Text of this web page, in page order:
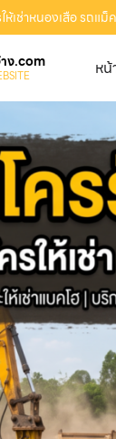
ห้เช่าหนองเสือ รถแ
ง.com หน้